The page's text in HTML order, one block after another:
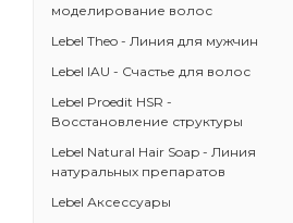
моделирование волос
Lebel Theo - Линия для мужчин
Lebel IAU - Счастье для волос
Lebel Proedit HSR -
Восстановление структуры
Lebel Natural Hair Soap - Линия
натуральных препаратов
Lebel Аксессуары